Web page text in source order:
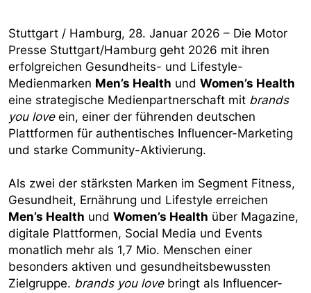
Stuttgart / Hamburg, 28. Januar 2026 – Die Motor
Presse Stuttgart/Hamburg geht 2026 mit ihren
erfolgreichen Gesundheits- und Lifestyle-
Medienmarken Men’s Health und Women’s Health
eine strategische Medienpartnerschaft mit brands
you loveein, einer der führenden deutschen
Plattformen für authentisches Influencer-Marketing
und starke Community-Aktivierung.
Als zwei der stärksten Marken im Segment Fitness,
Gesundheit, Ernährung und Lifestyle erreichen
Men’s Health und Women’s Health über Magazine,
digitale Plattformen, Social Media und Events
monatlich mehr als 1,7 Mio. Menschen einer
besonders aktiven und gesundheitsbewussten
Zielgruppe. brands you lovebringt als Influencer-